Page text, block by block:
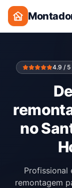
4.9 / 5
no
Profissional
remontagem